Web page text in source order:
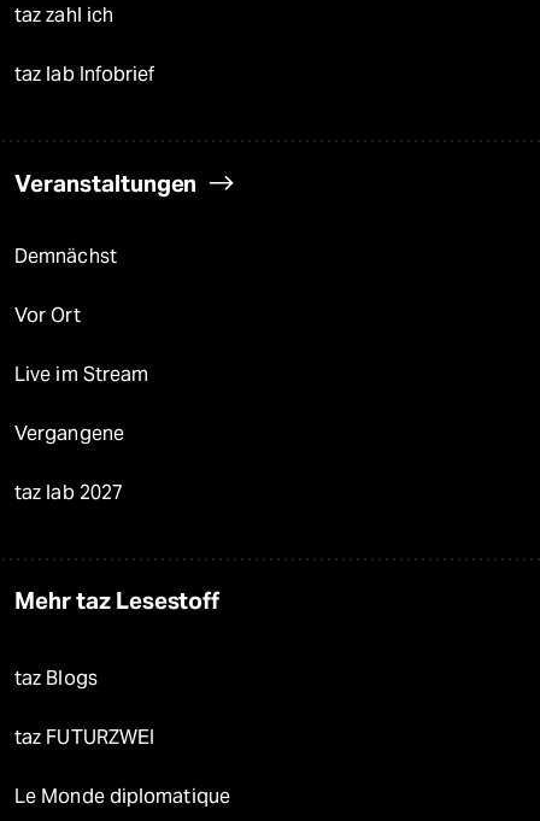
taz zahl ich
taz lab Infobrief
Veranstaltungen
Demnächst
Vor Ort
Live im Stream
Vergangene
taz lab 2027
Mehr taz Lesestoff
taz Blogs
taz FUTURZWEI
Le Monde diplomatique